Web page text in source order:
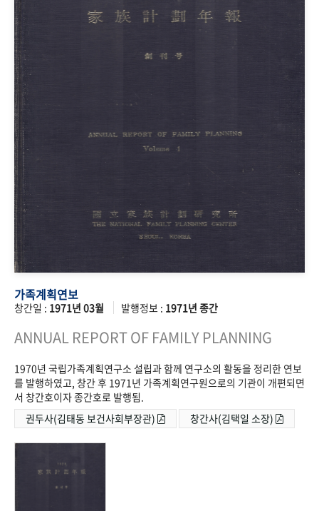
가족계획연보
창간일 : 1971년 03월 발행정보 : 1971년 종간
ANNUAL REPORT OF FAMILY PLANNING
1970년 국립가족계획연구소 설립과 함께 연구소의 활동을 정리한 연보
를 발행하였고, 창간 후 1971년 가족계획연구원으로의 기관이 개편되면
서 창간호이자 종간호로 발행됨.
권두사(김태동 보건사회부장관)
창간사(김택일 소장)